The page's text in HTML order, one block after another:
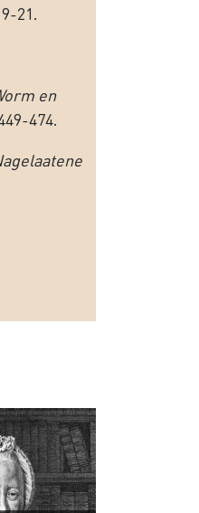
21.
en
474.